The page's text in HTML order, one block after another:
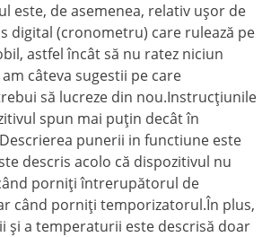
este, de asemenea, relativ ușor de
digital (cronometru) care rulează pe
astfel încât să nu ratez niciun
câteva sugestii pe care
să lucreze din nou.Instrucțiunile
spun mai puțin decât în
punerii in functiune este
descris acolo că dispozitivul nu
porniți întrerupătorul de
când porniți temporizatorul.În plus,
și a temperaturii este descrisă doar